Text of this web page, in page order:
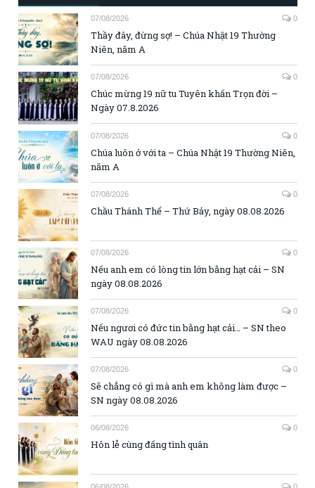
07/08/2026 0
Thầy đây, đừng sợ! – Chúa Nhật 19 Thường
Niên, năm A
07/08/2026 0
Chúc mừng 19 nữ tu Tuyên khấn Trọn đời –
Ngày 07.8.2026
07/08/2026 0
Chúa luôn ở với ta – Chúa Nhật 19 Thường Niên,
năm A
07/08/2026 0
Chầu Thánh Thể – Thứ Bảy, ngày 08.08.2026
07/08/2026 0
Nếu anh em có lòng tin lớn bằng hạt cải – SN
ngày 08.08.2026
07/08/2026 0
Nếu ngươi có đức tin bằng hạt cải… – SN theo
WAU ngày 08.08.2026
07/08/2026 0
Sẽ chẳng có gì mà anh em không làm được –
SN ngày 08.08.2026
06/08/2026 0
Hôn lễ cùng đấng tình quân
06/08/2026 0